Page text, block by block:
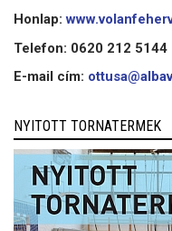
Honlap:
Telefon: 0620 212 5144
E-mail cím:
NYITOTT TORNATERMEK